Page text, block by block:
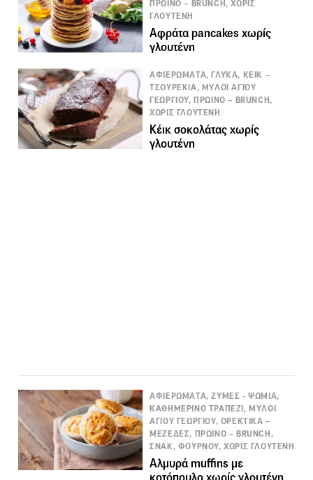
ΠΡΩΙΝΟ – BRUNCH, ΧΩΡΙΣ
ΓΛΟΥΤΕΝΗ
Αφράτα pancakes χωρίς
γλουτένη
ΑΦΙΕΡΩΜΑΤΑ, ΓΛΥΚΑ, ΚΕΙΚ –
ΤΣΟΥΡΕΚΙΑ, ΜΥΛΟΙ ΑΓΙΟΥ
ΓΕΩΡΓΙΟΥ, ΠΡΩΙΝΟ – BRUNCH,
ΧΩΡΙΣ ΓΛΟΥΤΕΝΗ
Κέικ σοκολάτας χωρίς
γλουτένη
ΑΦΙΕΡΩΜΑΤΑ, ΖΥΜΕΣ - ΨΩΜΙΑ,
ΚΑΘΗΜΕΡΙΝΟ ΤΡΑΠΕΖΙ, ΜΥΛΟΙ
ΑΓΙΟΥ ΓΕΩΡΓΙΟΥ, ΟΡΕΚΤΙΚΑ –
ΜΕΖΕΔΕΣ, ΠΡΩΙΝΟ – BRUNCH,
ΣΝΑΚ, ΦΟΥΡΝΟΥ, ΧΩΡΙΣ ΓΛΟΥΤΕΝΗ
Αλμυρά muffins με